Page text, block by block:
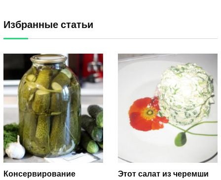
Избранные статьи
Консервирование
Этот салат из черемши